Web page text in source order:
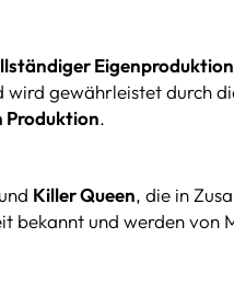
Eigenproduktion
gewährleistet durch
Produktion.
Killer Queen, die in
und werden von